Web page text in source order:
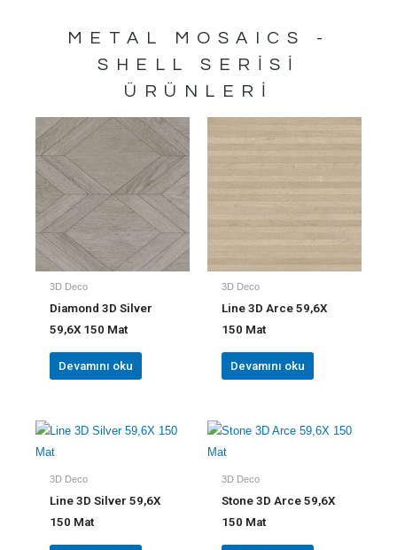
METAL MOSAICS -
SHELL
SERISI
ÜRÜNLERI
3D Deco
Diamond 3D Silver
59,6X 150 Mat
Devamını oku
3D Deco
Line 3D Arce 59,6X
150 Mat
Devamını oku
3D Deco
Line 3D Silver 59,6X
150 Mat
3D Deco
Stone 3D Arce 59,6X
150 Mat